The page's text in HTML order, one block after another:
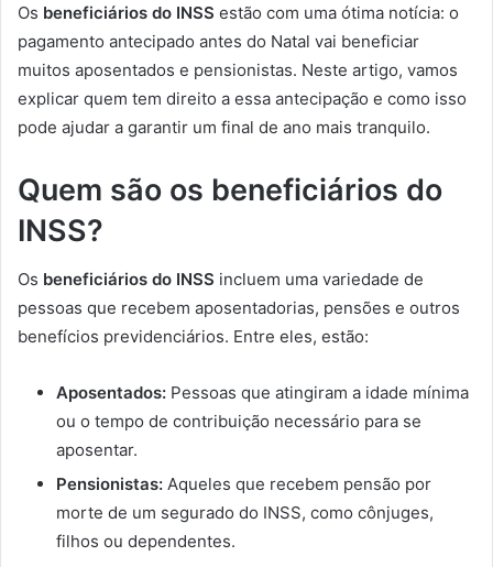
Os beneficiários do INSS estão com uma ótima notícia: o
pagamento antecipado antes do Natal vai beneficiar
muitos aposentados e pensionistas. Neste artigo, vamos
explicar quem tem direito a essa antecipação e como isso
pode ajudar a garantir um final de ano mais tranquilo.
Quem são os beneficiários do
INSS?
Os beneficiários do INSS incluem uma variedade de
pessoas que recebem aposentadorias, pensões e outros
benefícios previdenciários. Entre eles, estão:
Aposentados: Pessoas que atingiram a idade mínima
ou o tempo de contribuição necessário para se
aposentar.
Pensionistas: Aqueles que recebem pensão por
morte de um segurado do INSS, como cônjuges,
filhos ou dependentes.